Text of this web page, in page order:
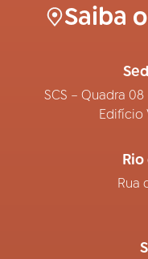
Saiba
SCS – Quadra
Edifício
Rua